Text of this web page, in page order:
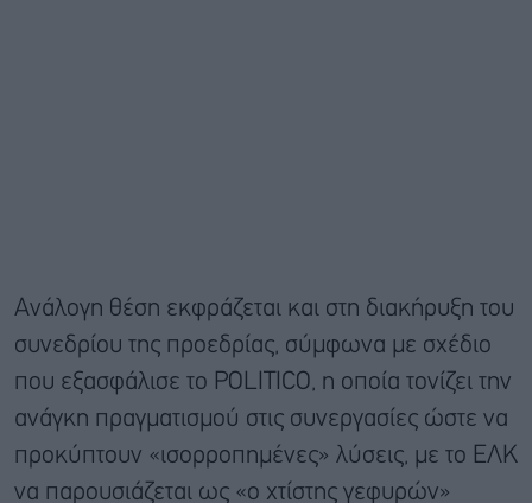
Ανάλογη θέση εκφράζεται και στη διακήρυξη του
συνεδρίου της προεδρίας, σύμφωνα με σχέδιο
που εξασφάλισε το POLITICO, η οποία τονίζει την
ανάγκη πραγματισμού στις συνεργασίες ώστε να
προκύπτουν «ισορροπημένες» λύσεις, με το ΕΛΚ
να παρουσιάζεται ως «ο χτίστης γεφυρών»